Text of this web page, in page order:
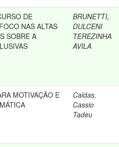
DE
NAS ALTAS
SOBRE A
BRUNETTI,
DULCENI
TEREZINHA
AVILA
MOTIVAÇÃO E
Caldas,
Cassio
Tadeu